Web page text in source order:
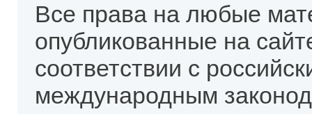
Все права на любые
опубликованные на
соответствии с
международным